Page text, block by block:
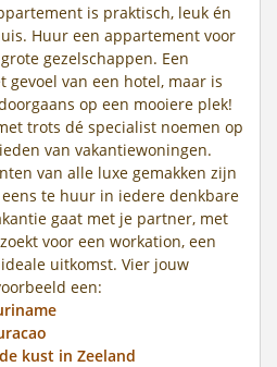
is praktisch, leuk én
Huur een appartement voor
gezelschappen. Een
gevoel van een hotel, maar is
op een mooiere plek!
trots dé specialist noemen op
van vakantiewoningen.
van alle luxe gemakken zijn
te huur in iedere denkbare
gaat met je partner, met
voor een workation, een
uitkomst. Vier jouw
een:
kust in Zeeland